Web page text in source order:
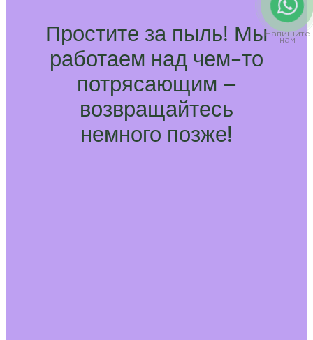
Простите за пыль! Мы
работаем над чем-то
потрясающим –
возвращайтесь
немного позже!
Напишите
нам